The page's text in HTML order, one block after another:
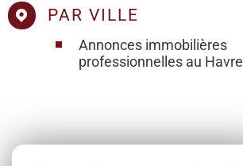
PAR VILLE
Annonces immobilières
professionnelles au Havre